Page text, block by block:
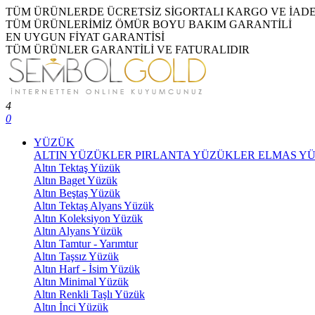
TÜM ÜRÜNLERDE ÜCRETSİZ SİGORTALI KARGO VE İADE
TÜM ÜRÜNLERİMİZ ÖMÜR BOYU BAKIM GARANTİLİ
EN UYGUN FİYAT GARANTİSİ
TÜM ÜRÜNLER GARANTİLİ VE FATURALIDIR
4
0
YÜZÜK
ALTIN YÜZÜKLER PIRLANTA YÜZÜKLER ELMAS
Altın Tektaş Yüzük
Altın Baget Yüzük
Altın Beştaş Yüzük
Altın Tektaş Alyans Yüzük
Altın Koleksiyon Yüzük
Altın Alyans Yüzük
Altın Tamtur - Yarımtur
Altın Taşsız Yüzük
Altın Harf - İsim Yüzük
Altın Minimal Yüzük
Altın Renkli Taşlı Yüzük
Altın İnci Yüzük